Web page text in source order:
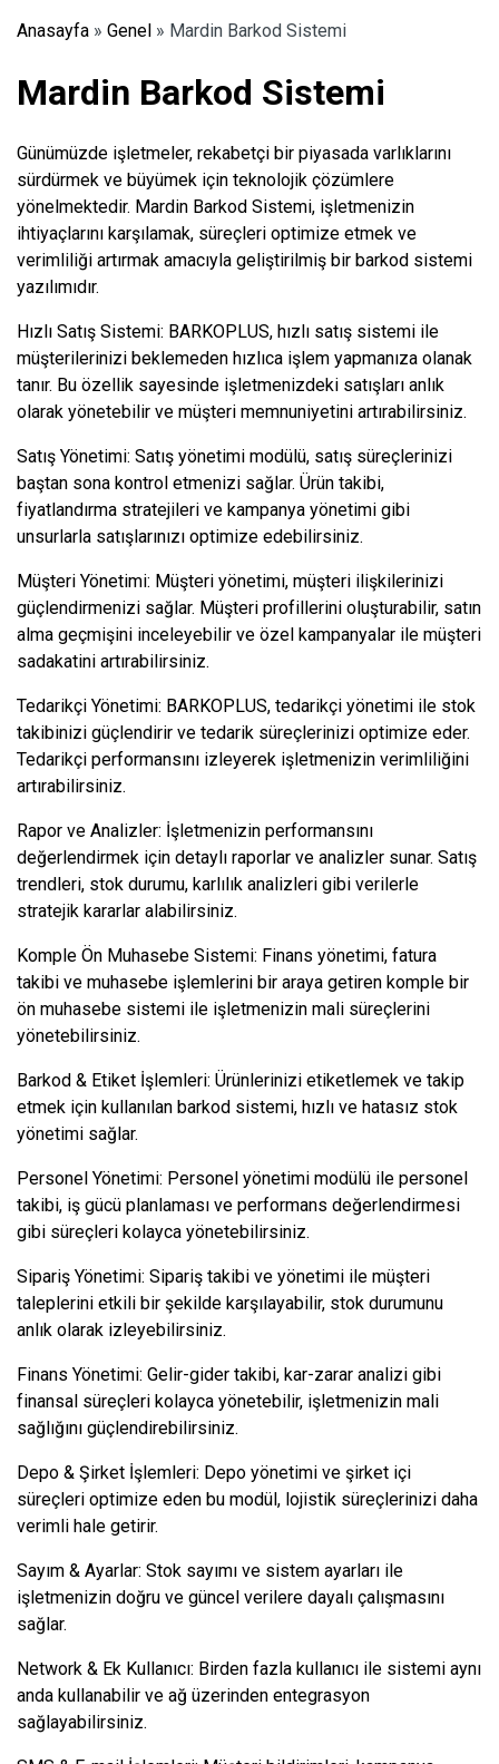
Anasayfa » Genel » Mardin Barkod Sistemi
Mardin Barkod Sistemi
Günümüzde işletmeler, rekabetçi bir piyasada varlıklarını
sürdürmek ve büyümek için teknolojik çözümlere
yönelmektedir. Mardin Barkod Sistemi, işletmenizin
ihtiyaçlarını karşılamak, süreçleri optimize etmek ve
verimliliği artırmak amacıyla geliştirilmiş bir barkod sistemi
yazılımıdır.
Hızlı Satış Sistemi: BARKOPLUS, hızlı satış sistemi ile
müşterilerinizi beklemeden hızlıca işlem yapmanıza olanak
tanır. Bu özellik sayesinde işletmenizdeki satışları anlık
olarak yönetebilir ve müşteri memnuniyetini artırabilirsiniz.
Satış Yönetimi: Satış yönetimi modülü, satış süreçlerinizi
baştan sona kontrol etmenizi sağlar. Ürün takibi,
fiyatlandırma stratejileri ve kampanya yönetimi gibi
unsurlarla satışlarınızı optimize edebilirsiniz.
Müşteri Yönetimi: Müşteri yönetimi, müşteri ilişkilerinizi
güçlendirmenizi sağlar. Müşteri profillerini oluşturabilir, satın
alma geçmişini inceleyebilir ve özel kampanyalar ile müşteri
sadakatini artırabilirsiniz.
Tedarikçi Yönetimi: BARKOPLUS, tedarikçi yönetimi ile stok
takibinizi güçlendirir ve tedarik süreçlerinizi optimize eder.
Tedarikçi performansını izleyerek işletmenizin verimliliğini
artırabilirsiniz.
Rapor ve Analizler: İşletmenizin performansını
değerlendirmek için detaylı raporlar ve analizler sunar. Satış
trendleri, stok durumu, karlılık analizleri gibi verilerle
stratejik kararlar alabilirsiniz.
Komple Ön Muhasebe Sistemi: Finans yönetimi, fatura
takibi ve muhasebe işlemlerini bir araya getiren komple bir
ön muhasebe sistemi ile işletmenizin mali süreçlerini
yönetebilirsiniz.
Barkod & Etiket İşlemleri: Ürünlerinizi etiketlemek ve takip
etmek için kullanılan barkod sistemi, hızlı ve hatasız stok
yönetimi sağlar.
Personel Yönetimi: Personel yönetimi modülü ile personel
takibi, iş gücü planlaması ve performans değerlendirmesi
gibi süreçleri kolayca yönetebilirsiniz.
Sipariş Yönetimi: Sipariş takibi ve yönetimi ile müşteri
taleplerini etkili bir şekilde karşılayabilir, stok durumunu
anlık olarak izleyebilirsiniz.
Finans Yönetimi: Gelir-gider takibi, kar-zarar analizi gibi
finansal süreçleri kolayca yönetebilir, işletmenizin mali
sağlığını güçlendirebilirsiniz.
Depo & Şirket İşlemleri: Depo yönetimi ve şirket içi
süreçleri optimize eden bu modül, lojistik süreçlerinizi daha
verimli hale getirir.
Sayım & Ayarlar: Stok sayımı ve sistem ayarları ile
işletmenizin doğru ve güncel verilere dayalı çalışmasını
sağlar.
Network & Ek Kullanıcı: Birden fazla kullanıcı ile sistemi aynı
anda kullanabilir ve ağ üzerinden entegrasyon
sağlayabilirsiniz.